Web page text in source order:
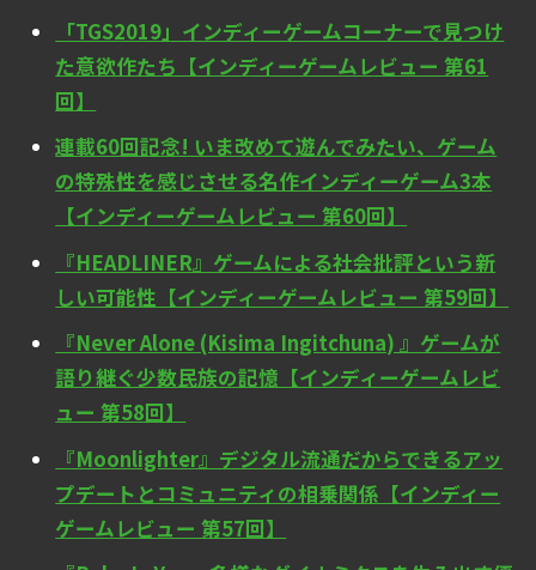
「TGS2019」インディーゲームコーナーで見つけ
た意欲作たち【インディーゲームレビュー 第61
回】
連載60回記念! いま改めて遊んでみたい、ゲーム
の特殊性を感じさせる名作インディーゲーム3本
【インディーゲームレビュー 第60回】
『HEADLINER』ゲームによる社会批評という新
しい可能性【インディーゲームレビュー 第59回】
『Never Alone (Kisima Ingitchuna) 』ゲームが
語り継ぐ少数民族の記憶【インディーゲームレビ
ュー 第58回】
『Moonlighter』デジタル流通だからできるアッ
プデートとコミュニティの相乗関係【インディー
ゲームレビュー 第57回】